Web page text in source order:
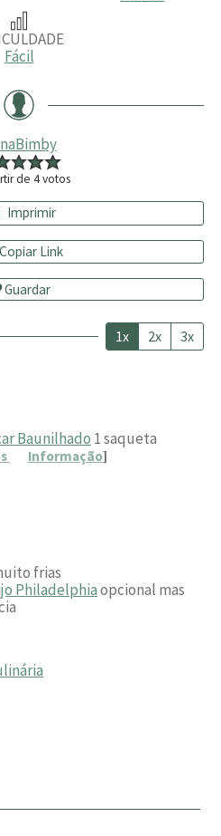
Fácil
de 4votos
Imprimir
Copiar Link
Guardar
1x 2x 3x
Baunilhado 1 saqueta
Informação]
frias
Philadelphiaopcional mas